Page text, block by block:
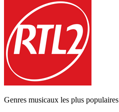
Genres musicaux les plus populaires